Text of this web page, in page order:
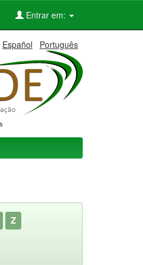
Entrar em:
Español Português
Z